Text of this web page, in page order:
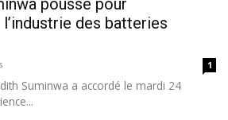
pousse pour
des batteries
1
Suminwa a accordé le mardi 24